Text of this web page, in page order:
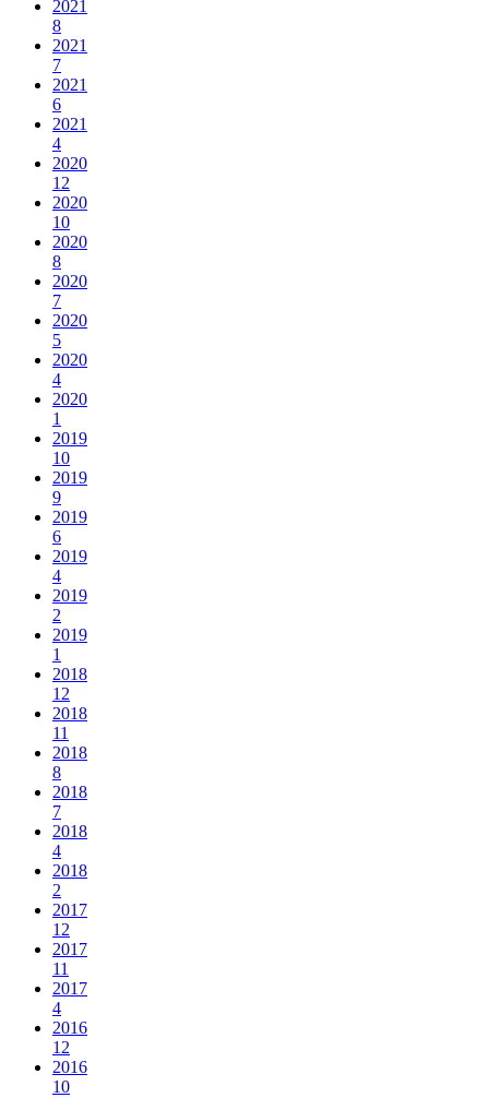
2021
8
2021
7
2021
6
2021
4
2020
12
2020
10
2020
8
2020
7
2020
5
2020
4
2020
1
2019
10
2019
9
2019
6
2019
4
2019
2
2019
1
2018
12
2018
11
2018
8
2018
7
2018
4
2018
2
2017
12
2017
11
2017
4
2016
12
2016
10